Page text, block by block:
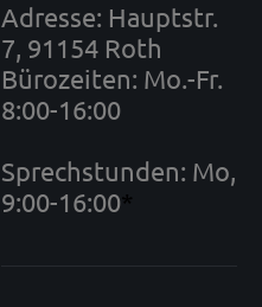
Adresse: Hauptstr.
7, 91154 Roth
Bürozeiten: Mo.-Fr.
8:00-16:00
Sprechstunden: Mo,
9:00-16:00*